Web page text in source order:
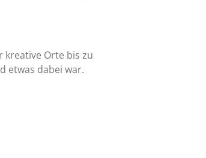
Orte bis zu
etwas dabei war.